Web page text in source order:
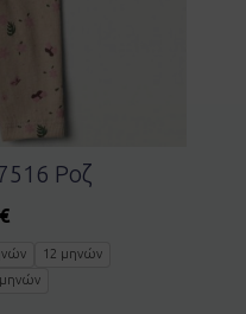
Ροζ
12 μηνών